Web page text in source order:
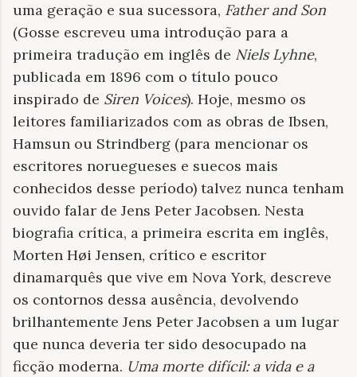
uma geração e sua sucessora, Father and Son
(Gosse escreveu uma introdução para a
primeira tradução em inglês de Niels Lyhne,
publicada em 1896 com o título pouco
inspirado de Siren Voices). Hoje, mesmo os
leitores familiarizados com as obras de Ibsen,
Hamsun ou Strindberg (para mencionar os
escritores noruegueses e suecos mais
conhecidos desse período) talvez nunca tenham
ouvido falar de Jens Peter Jacobsen. Nesta
biografia crítica, a primeira escrita em inglês,
Morten Høi Jensen, crítico e escritor
dinamarquês que vive em Nova York, descreve
os contornos dessa ausência, devolvendo
brilhantemente Jens Peter Jacobsen a um lugar
que nunca deveria ter sido desocupado na
ficção moderna. Uma morte difícil: a vida e a